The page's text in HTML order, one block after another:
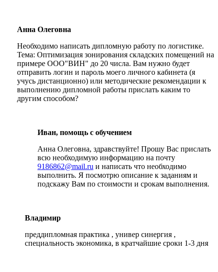
Анна Олеговна
Необходимо написать дипломную работу по логистике.
Тема: Оптимизация зонирования складских помещений на
примере ООО"ВИН" до 20 числа. Вам нужно будет
отправить логин и пароль моего личного кабинета (я
учусь дистанционно) или методические рекомендации к
выполнению дипломной работы прислать каким то
другим способом?
Иван, помощь с обучением
Анна Олеговна, здравствуйте! Прошу Вас прислать
всю необходимую информацию на почту
9186862@mail.ru и написать что необходимо
выполнить. Я посмотрю описание к заданиям и
подскажу Вам по стоимости и срокам выполнения.
Владимир
преддипломная практика , универ синергия ,
специальность экономика, в кратчайшие сроки 1-3 дня